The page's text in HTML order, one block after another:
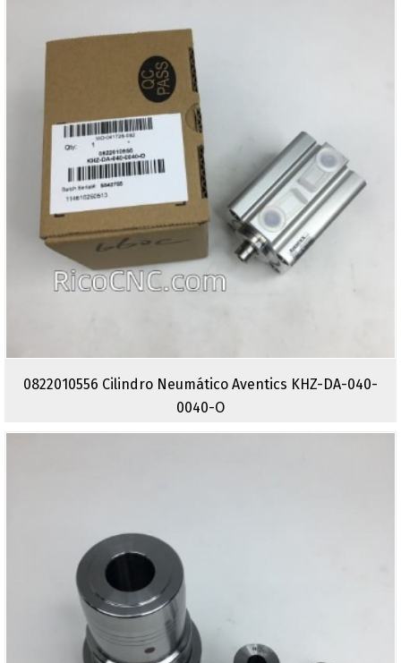
0822010556 Cilindro Neumático Aventics KHZ-DA-040-
0040-O